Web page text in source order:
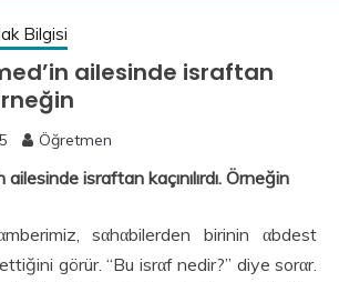
Bilgisi
ailesinde israftan
Öğretmen
ailesinde israftan kaçınılırdı. Örneğin
sαhαbilerden birinin αbdest
görür. “Bu isrαf nedir?” diye sorαr.